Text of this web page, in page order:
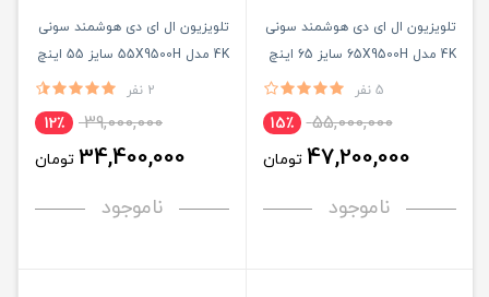
تلویزیون ال ای دی هوشمند سونی
4K مدل 65X9500H سایز 65 اینچ
5 نفر
55,000,000 15٪
47,200,000 تومان
ناموجود
تلویزیون ال ای دی هوشمند سونی
4K مدل 55X9500H سایز 55 اینچ
2 نفر
39,000,000 12٪
34,400,000 تومان
ناموجود